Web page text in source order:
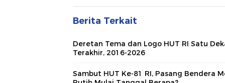
Berita Terkait
Deretan Tema dan Logo HUT RI Satu
Terakhir, 2016-2026
Sambut HUT Ke-81 RI, Pasang Bendera